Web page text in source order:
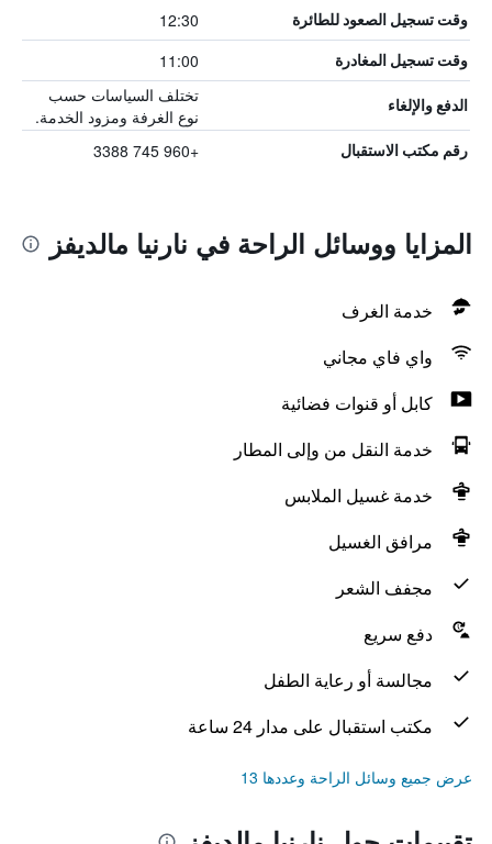
وقت تسجيل الصعود للطائرة 12:30
وقت تسجيل المغادرة 11:00
الدفع والإلغاء
تختلف السياسات حسب
نوع الغرفة ومزود الخدمة.
رقم مكتب الاستقبال +960 745 3388
المزايا ووسائل الراحة في نارنيا مالديفز
خدمة الغرف
واي فاي مجاني
كابل أو قنوات فضائية
خدمة النقل من وإلى المطار
خدمة غسيل الملابس
مرافق الغسيل
مجفف الشعر
دفع سريع
مجالسة أو رعاية الطفل
مكتب استقبال على مدار 24 ساعة
عرض جميع وسائل الراحة وعددها 13